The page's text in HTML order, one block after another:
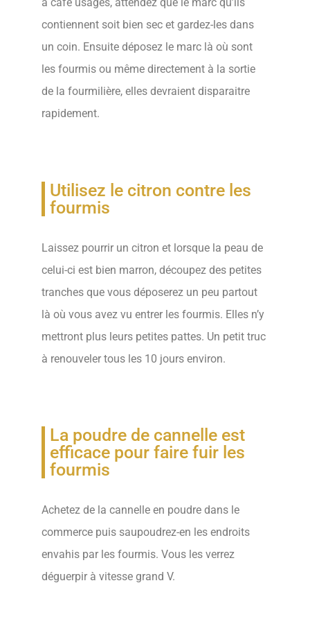
à café usagés, attendez que le marc qu’ils
contiennent soit bien sec et gardez-les dans
un coin. Ensuite déposez le marc là où sont
les fourmis ou même directement à la sortie
de la fourmilière, elles devraient disparaitre
rapidement.
Utilisez le citron contre les
fourmis
Laissez pourrir un citron et lorsque la peau de
celui-ci est bien marron, découpez des petites
tranches que vous déposerez un peu partout
là où vous avez vu entrer les fourmis. Elles n’y
mettront plus leurs petites pattes. Un petit truc
à renouveler tous les 10 jours environ.
La poudre de cannelle est
efficace pour faire fuir les
fourmis
Achetez de la cannelle en poudre dans le
commerce puis saupoudrez-en les endroits
envahis par les fourmis. Vous les verrez
déguerpir à vitesse grand V.